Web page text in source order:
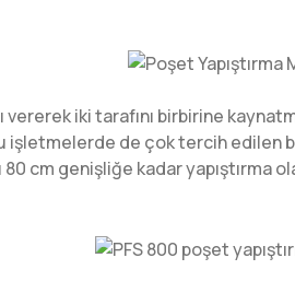
vererek iki tarafını birbirine
işletmelerde de çok tercih edilen
cm genişliğe kadar yapıştırma